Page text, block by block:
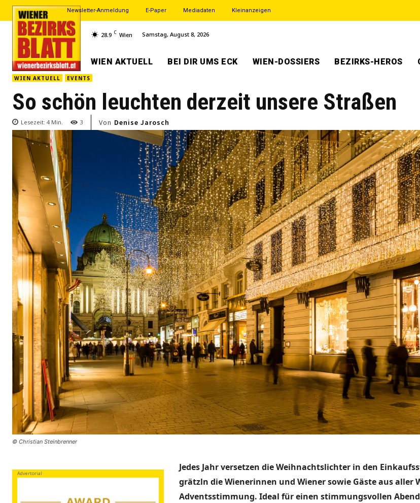
Newsletter-Anmeldung E-Paper Mediadaten Kleinanzeigen
28.9 C Wien Samstag, August 8, 2026
WIEN AKTUELL BEI DIR UMS ECK WIEN-DOSSIERS BEZIRKS-HEROS
WIEN AKTUELL EVENTS
So schön leuchten derzeit unsere Straßen
Lesezeit: 4 Min. 3 Von Denise Jarosch
© Christian Steinbrenner
Advertorial
Jedes Jahr versetzen die Weihnachtslichter in den
grätzln die Wienerinnen und Wiener sowie Gäste aus aller
Adventsstimmung. Ideal für einen stimmungsvollen